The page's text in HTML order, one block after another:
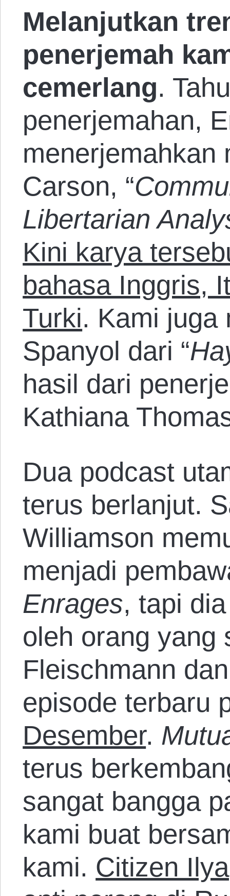
Melanjutkan
penerjemah
cemerlang.
penerjemahan,
menerjemahkan
Carson, “
Libertarian
Kini karya
bahasa Inggris,
Turki. Kami juga
Spanyol dari “
hasil dari
Kathiana
Dua podcast
terus berlanjut.
Williamson
menjadi
Enrages, tapi
oleh orang yang
Fleischmann
episode terbaru
Desember.
terus
sangat bangga
kami buat
kami. Citizen